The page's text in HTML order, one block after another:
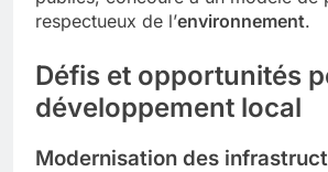
respectueux de l’environnement.
Défis et opportunités
développement local
Modernisation des